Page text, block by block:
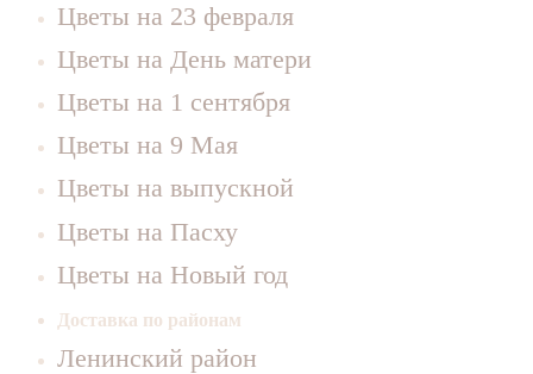
Цветы на 23 февраля
Цветы на День матери
Цветы на 1 сентября
Цветы на 9 Мая
Цветы на выпускной
Цветы на Пасху
Цветы на Новый год
Доставка по районам
Ленинский район